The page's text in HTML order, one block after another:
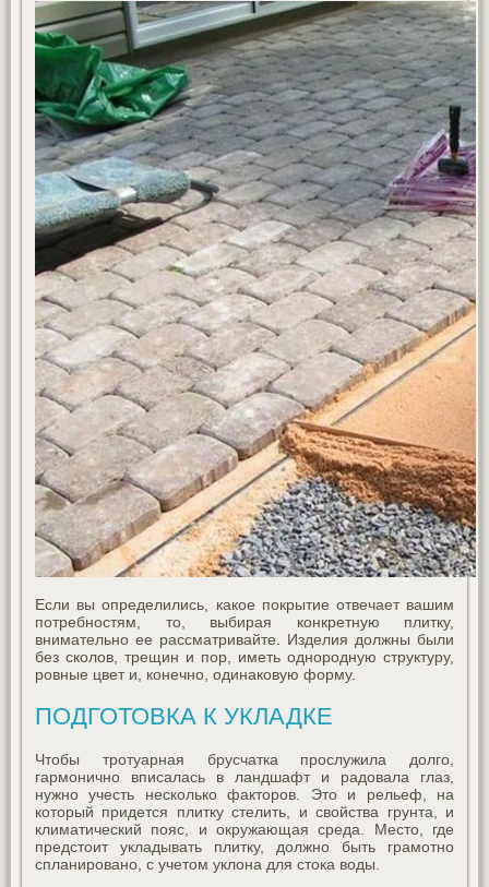
Если вы определились, какое покрытие отвечает вашим
потребностям, то, выбирая конкретную плитку,
внимательно ее рассматривайте. Изделия должны были
без сколов, трещин и пор, иметь однородную структуру,
ровные цвет и, конечно, одинаковую форму.
ПОДГОТОВКА К УКЛАДКЕ
Чтобы тротуарная брусчатка прослужила долго,
гармонично вписалась в ландшафт и радовала глаз,
нужно учесть несколько факторов. Это и рельеф, на
который придется плитку стелить, и свойства грунта, и
климатический пояс, и окружающая среда. Место, где
предстоит укладывать плитку, должно быть грамотно
спланировано, с учетом уклона для стока воды.